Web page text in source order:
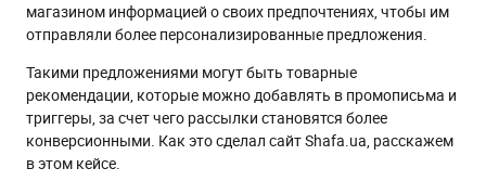
Результаты
Рост конверсии триггера “Брошенный просмотр”
Конверсия реактивационных писем и дополнительных
триггеров с рекомендациями
Планы на будущее
магазином информацией о своих предпочтениях, чтобы им
отправляли более персонализированные предложения.
Такими предложениями могут быть товарные
рекомендации, которые можно добавлять в промописьма и
триггеры, за счет чего рассылки становятся более
конверсионными. Как это сделал сайт Shafa.ua, расскажем
в этом кейсе.